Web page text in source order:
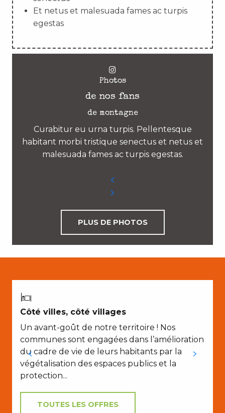
Et netus et malesuada fames ac turpis
egestas
Photos
de nos fans
de montagne
Curabitur eu urna turpis. Pellentesque
habitant morbi tristique senectus et netus et
malesuada fames ac turpis egestas.
PLUS DE PHOTOS
Côté villes, côté villages
Un avant-goût de notre territoire ! Nos
communes sont engagées dans l’amélioration
du cadre de vie de leurs habitants par la
végétalisation des espaces publics et la
protection...
TOUTES LES OFFRES